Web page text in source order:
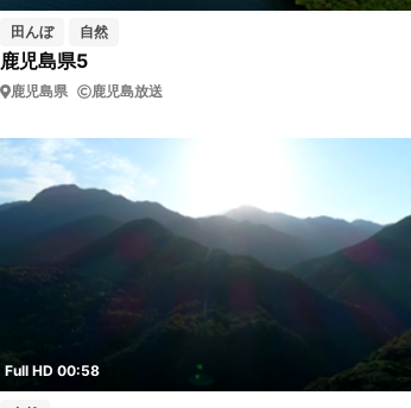
田んぼ 自然
鹿児島県5
鹿児島県 鹿児島放送
Full HD 00:58